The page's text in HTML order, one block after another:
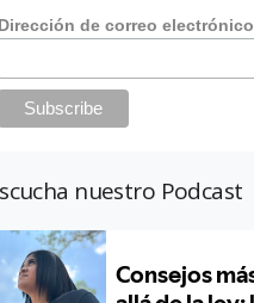
Dirección de correo electrónico
nuestro Podcast